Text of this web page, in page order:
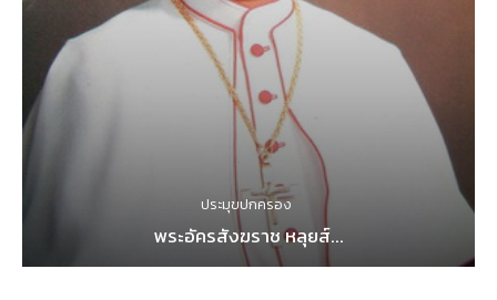
ประมุขปกครอง
พระอัครสังฆราช หลุยส์...